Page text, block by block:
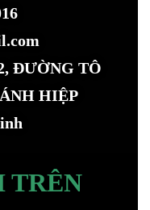
ĐƯỜNG TÔ
HIỆP
TRÊN